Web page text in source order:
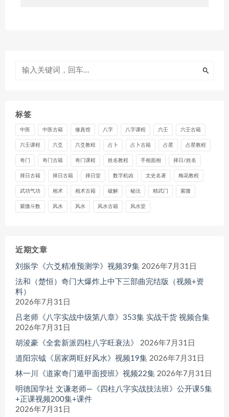
标签
中医 中医古籍 修真馆 八字 八字课程 六壬 六壬古籍
六壬课程 六爻 六爻教程 占卜 占卜古籍 占星 占星教程
奇门 奇门古籍 奇门课程 姓名教程 手相面相 择日/姓名
择日古籍 择日古籍 择日堂 数字机凶 文史名著 梅花教程
武功气功 相术 相术古籍 破解 秘法 精武门 紫微
紫微斗数 风水 风水 风水古籍 风水堂
近期文章
刘振学《六爻精准预测学》视频39集 2026年7月31日
法和（楚恒）奇门大爆炸上中下三部曲完结版（视频+资
料）
2026年7月31日
吕老师《八字实战中级第八章》353集 实战干货 视频合集
2026年7月31日
胡浚豪《全套新派四柱八字旺衰法》
2026年7月31日
道阳宗钺《居家两旺好风水》视频19集 2026年7月31日
林一川《道家奇门遁甲面授班》视频22集 2026年7月31日
明德国学社 文谦老师—《四柱八字实战技法班》公开课5集
+正课视频200集+课件
2026年7月31日